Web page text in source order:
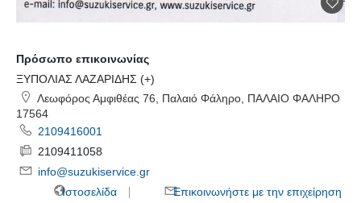
Πρόσωπο επικοινωνίας
ΞΥΠΟΛΙΑΣ ΛΑΖΑΡΙΔΗΣ (+)
Λεωφόρος Αμφιθέας 76, Παλαιό Φάληρο, ΠΑΛΑΙΟ ΦΑΛΗΡΟ
17564
2109416001
2109411058
info@suzukiservice.gr
Ιστοσελίδα
Επικοινωνήστε με την επιχείρηση